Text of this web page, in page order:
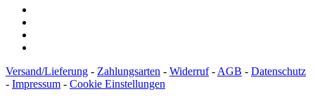
Versand/Lieferung - Zahlungsarten - Widerruf- AGB - Datenschutz
- Impressum - Cookie Einstellungen